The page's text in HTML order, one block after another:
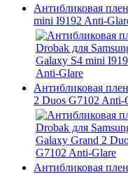
Антибликовая
mini I9192 Anti-
Антибликовая
2 Duos G7102 Anti-
Антибликовая